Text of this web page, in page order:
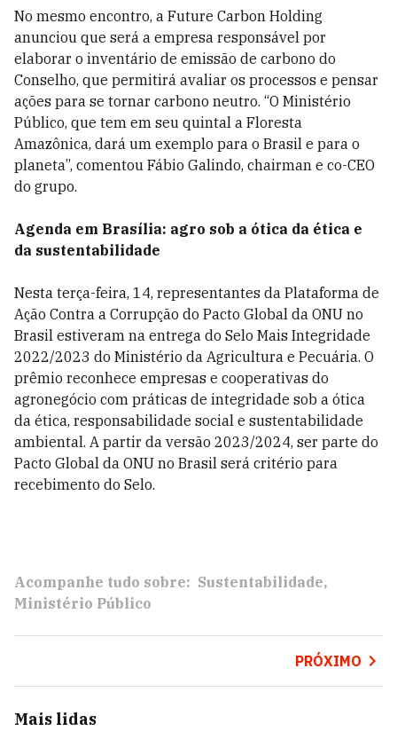
No mesmo encontro, a Future Carbon Holding
anunciou que será a empresa responsável por
elaborar o inventário de emissão de carbono do
Conselho, que permitirá avaliar os processos e pensar
ações para se tornar carbono neutro. “O Ministério
Público, que tem em seu quintal a Floresta
Amazônica, dará um exemplo para o Brasil e para o
planeta”, comentou Fábio Galindo, chairman e co-CEO
do grupo.
Agenda em Brasília: agro sob a ótica da ética e
da sustentabilidade
Nesta terça-feira, 14, representantes da Plataforma de
Ação Contra a Corrupção do Pacto Global da ONU no
Brasil estiveram na entrega do Selo Mais Integridade
2022/2023 do Ministério da Agricultura e Pecuária. O
prêmio reconhece empresas e cooperativas do
agronegócio com práticas de integridade sob a ótica
da ética, responsabilidade social e sustentabilidade
ambiental. A partir da versão 2023/2024, ser parte do
Pacto Global da ONU no Brasil será critério para
recebimento do Selo.
Acompanhe tudo sobre: Sustentabilidade
Ministério Público
PRÓXIMO
Mais lidas